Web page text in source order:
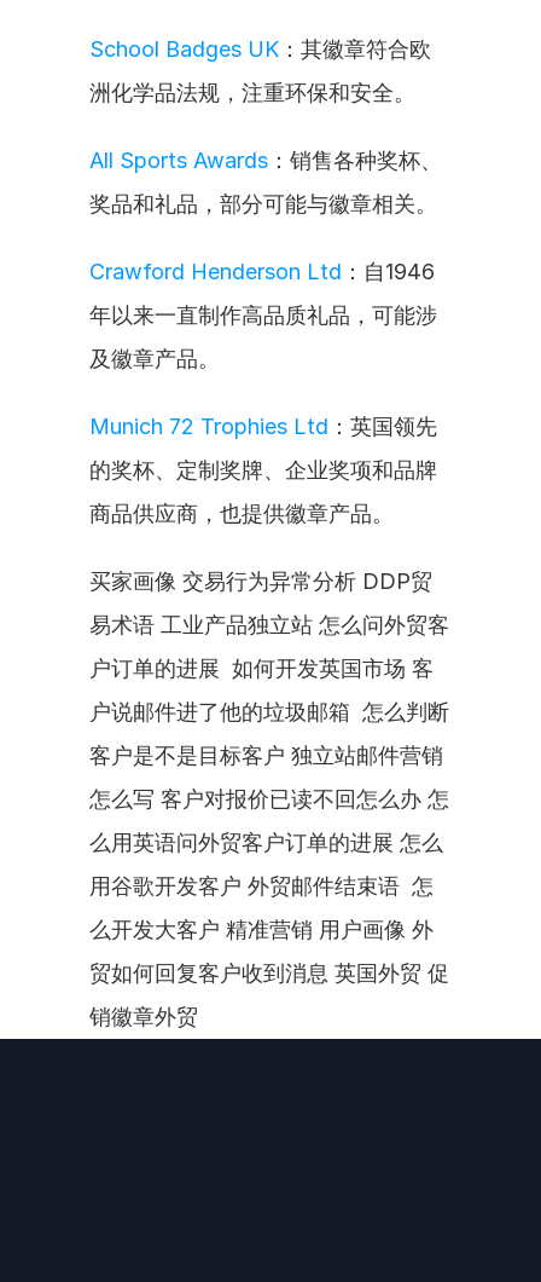
School Badges UK ：其徽章符合欧
洲化学品法规，注重环保和安全。
All Sports Awards ：销售各种奖杯、
奖品和礼品，部分可能与徽章相关。
Crawford Henderson Ltd ：自1946
年以来一直制作高品质礼品，可能涉
及徽章产品。
Munich 72 Trophies Ltd ：英国领先
的奖杯、定制奖牌、企业奖项和品牌
商品供应商，也提供徽章产品。
买家画像 交易行为异常分析 DDP贸
易术语 工业产品独立站 怎么问外贸客
户订单的进展  如何开发英国市场 客
户说邮件进了他的垃圾邮箱  怎么判断
客户是不是目标客户 独立站邮件营销
怎么写 客户对报价已读不回怎么办 怎
么用英语问外贸客户订单的进展 怎么
用谷歌开发客户 外贸邮件结束语  怎
么开发大客户 精准营销 用户画像 外
贸如何回复客户收到消息 英国外贸 促
销徽章外贸